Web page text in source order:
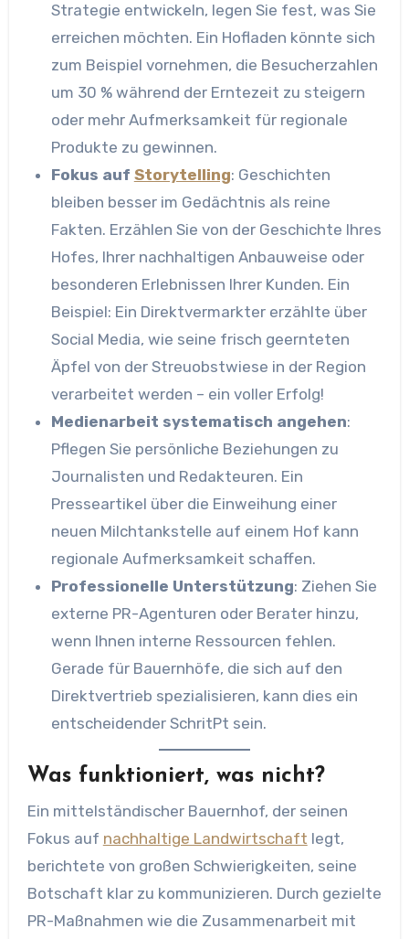
Strategie entwickeln, legen Sie fest, was Sie
erreichen möchten. Ein Hofladen könnte sich
zum Beispiel vornehmen, die Besucherzahlen
um 30 % während der Erntezeit zu steigern
oder mehr Aufmerksamkeit für regionale
Produkte zu gewinnen.
Fokus auf Storytelling: Geschichten
bleiben besser im Gedächtnis als reine
Fakten. Erzählen Sie von der Geschichte Ihres
Hofes, Ihrer nachhaltigen Anbauweise oder
besonderen Erlebnissen Ihrer Kunden. Ein
Beispiel: Ein Direktvermarkter erzählte über
Social Media, wie seine frisch geernteten
Äpfel von der Streuobstwiese in der Region
verarbeitet werden – ein voller Erfolg!
Medienarbeit systematisch angehen:
Pflegen Sie persönliche Beziehungen zu
Journalisten und Redakteuren. Ein
Presseartikel über die Einweihung einer
neuen Milchtankstelle auf einem Hof kann
regionale Aufmerksamkeit schaffen.
Professionelle Unterstützung: Ziehen Sie
externe PR-Agenturen oder Berater hinzu,
wenn Ihnen interne Ressourcen fehlen.
Gerade für Bauernhöfe, die sich auf den
Direktvertrieb spezialisieren, kann dies ein
entscheidender SchritPt sein.
Was funktioniert, was nicht?
Ein mittelständischer Bauernhof, der seinen
Fokus auf nachhaltige Landwirtschaft legt,
berichtete von großen Schwierigkeiten, seine
Botschaft klar zu kommunizieren. Durch gezielte
PR-Maßnahmen wie die Zusammenarbeit mit